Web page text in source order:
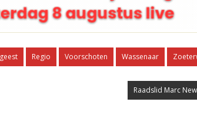
Regio Voorschoten Wassenaar
Raadslid Marc